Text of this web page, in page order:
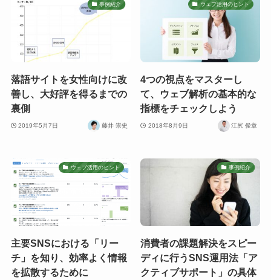
事例紹介
落語サイトを女性向けに改
善し、大好評を得るまでの
裏側
2019年5月7日 藤井 崇史
ウェブ活用のヒント
4つの視点をマスターし
て、ウェブ解析の基本的な
指標をチェックしよう
2018年8月9日 江尻 俊章
ウェブ活用のヒント
主要SNSにおける「リー
チ」を知り、効率よく情報
を拡散するために
事例紹介
消費者の課題解決をスピー
ディに行うSNS運用法「ア
クティブサポート」の具体